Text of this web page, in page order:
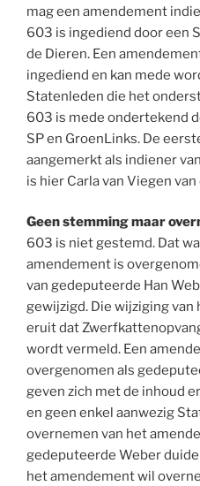
mag een amendement
603 is ingediend door een
de Dieren. Een
ingediend en kan mede
Statenleden die het
603 is mede ondertekend
SP en GroenLinks. De
aangemerkt als indiener
is hier Carla van Viegen
Geen stemming maar
603 is niet gestemd. Dat
amendement is
van gedeputeerde Han
gewijzigd. Die wijziging
eruit dat
wordt vermeld. Een
overgenomen als
geven zich met de inhoud
en geen enkel aanwezig
overnemen van het
gedeputeerde Weber
het amendement wil